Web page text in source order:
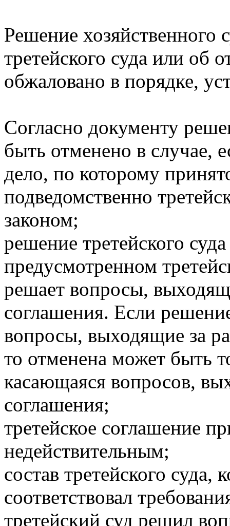
Решение хозяйственного
третейского суда или об
обжаловано в порядке,
Согласно документу
быть отменено в случае,
дело, по которому
подведомственно
законом;
решение третейского
предусмотренном
решает вопросы,
соглашения. Если
вопросы, выходящие за
то отменена может быть
касающаяся вопросов,
соглашения;
третейское соглашение
недействительным;
состав третейского
соответствовал
третейский суд решил